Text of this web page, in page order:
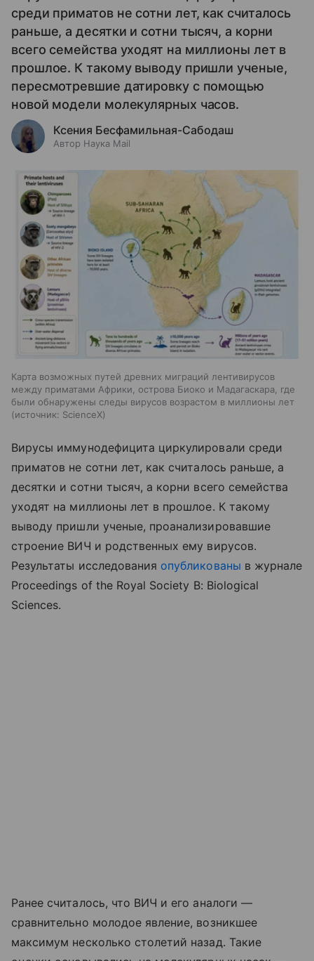
среди приматов не сотни лет, как считалось
раньше, а десятки и сотни тысяч, а корни
всего семейства уходят на миллионы лет в
прошлое. К такому выводу пришли ученые,
пересмотревшие датировку с помощью
новой модели молекулярных часов.
Ксения Бесфамильная-Сабодаш
Автор Наука Mail
Карта возможных путей древних миграций лентивирусов
между приматами Африки, острова Биоко и Мадагаскара, где
были обнаружены следы вирусов возрастом в миллионы лет
источник: ScienceX
Вирусы иммунодефицита циркулировали среди
приматов не сотни лет, как считалось раньше, а
десятки и сотни тысяч, а корни всего семейства
уходят на миллионы лет в прошлое. К такому
выводу пришли ученые, проанализировавшие
строение ВИЧ и родственных ему вирусов.
Результаты исследования опубликованы в журнале
Proceedings of the Royal Society B: Biological
Sciences.
Ранее считалось, что ВИЧ и его аналоги —
сравнительно молодое явление, возникшее
максимум несколько столетий назад. Такие